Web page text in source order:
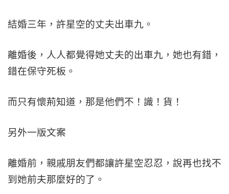
結婚三年，許星空的丈夫出車九。
離婚後，人人都覺得她丈夫的出車九，她也有錯，
錯在保守死板。
而只有懷荊知道，那是他們不！識！貨！
另外一版文案
離婚前，親戚朋友們都讓許星空忍忍，說再也找不
到她前夫那麼好的了。